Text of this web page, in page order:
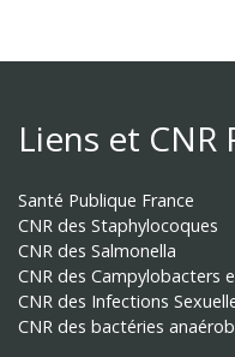
Liens et CNR
Santé Publique France
CNR des Staphylocoques
CNR des Salmonella
CNR des Campylobacters
CNR des Infections
CNR des bactéries